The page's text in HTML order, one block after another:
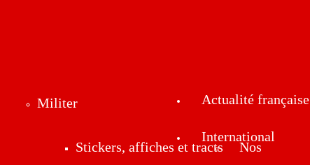
Militer
Stickers, affiches et tracts Nos
Actualité française
International